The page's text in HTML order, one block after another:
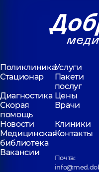
ПоликлиникаУслуги
Стационар
Пакети
послуг
Диагностика Цены
Скорая
помощь
Врачи
Новости
Клиники
Медицинская
библиотека
Контакты
Вакансии
Почта: